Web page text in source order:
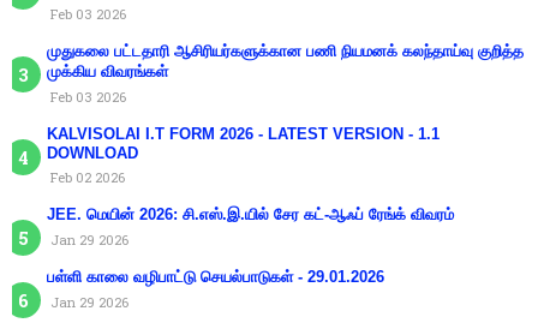
Feb 03 2026
முதுகலை பட்டதாரி ஆசிரியர்களுக்கான பணி நியமனக் கலந்தாய்வு குறித்த
முக்கிய விவரங்கள்
Feb 03 2026
KALVISOLAI I.T FORM 2026 - LATEST VERSION - 1.1
DOWNLOAD
Feb 02 2026
JEE. மெயின் 2026: சி.எஸ்.இ.யில் சேர கட்-ஆஃப் ரேங்க் விவரம்
Jan 29 2026
பள்ளி காலை வழிபாட்டு செயல்பாடுகள் - 29.01.2026
Jan 29 2026